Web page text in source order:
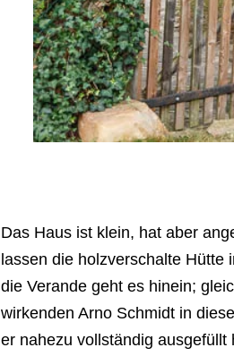
Das Haus ist klein, hat aber
lassen die holzverschalte Hütte
die Verande geht es hinein;
wirkenden Arno Schmidt in
er nahezu vollständig